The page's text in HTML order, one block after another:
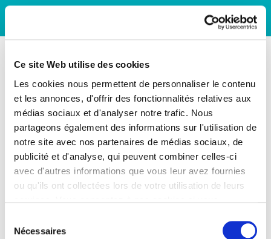
Ce site Web utilise des cookies
Les cookies nous permettent de personnaliser le contenu
et les annonces, d'offrir des fonctionnalités relatives aux
médias sociaux et d'analyser notre trafic. Nous
partageons également des informations sur l'utilisation de
notre site avec nos partenaires de médias sociaux, de
publicité et d'analyse, qui peuvent combiner celles-ci
avec d'autres informations que vous leur avez fournies
ou qu'ils ont collectées lors de votre utilisation de leurs
Nécessaires